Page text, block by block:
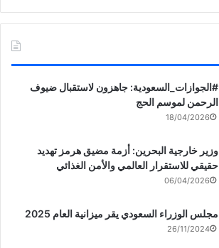
‏‎#الجوازات_السعودية: جاهزون لاستقبال ضيوف
الرحمن لموسم الحج
18/04/2026
وزير خارجية البحرين: أزمة مضيق هرمز تهديد
حقيقي للاستقرار العالمي والأمن الغذائي
06/04/2026
مجلس الوزراء السعودي يقر ميزانية العام 2025
26/11/2024